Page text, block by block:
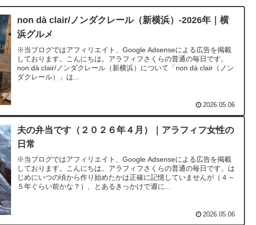
non dà clair/ノンダクレール（新横浜）-2026年｜横
浜グルメ
※当ブログではアフィリエイト、Google Adsenseによる広告を掲載
しております。こんにちは。アラフィフさくらの普通の毎日です。
non dà clair/ノンダクレール（新横浜）について「non dà clair（ノン
ダクレール）」は...
2026.05.06
夫の弁当です（２０２６年４月）｜アラフィフ女性の
日常
※当ブログではアフィリエイト、Google Adsenseによる広告を掲載
しております。こんにちは。アラフィフさくらの普通の毎日です。は
じめにいつの頃から作り始めたかは正確に記憶していませんが（４～
５年ぐらい前かな？）、とあるきっかけで週に...
2026.05.06